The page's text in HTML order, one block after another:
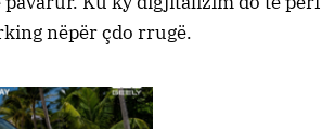
nëpër çdo rrugë.